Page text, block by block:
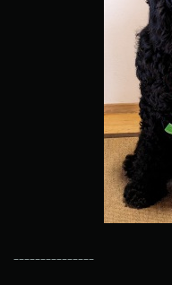
---------------